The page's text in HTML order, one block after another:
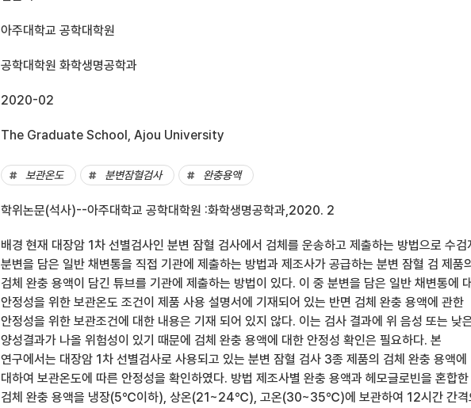
아주대학교 공학대학원
공학대학원 화학생명공학과
2020-02
The Graduate School, Ajou University
보관온도 분변잠혈검사 완충용액
학위논문(석사)--아주대학교 공학대학원 :화학생명공학과,2020. 2
배경 현재 대장암 1차 선별검사인 분변 잠혈 검사에서 검체를 운송하고 제출하는 방법으로 수검
분변을 담은 일반 채변통을 직접 기관에 제출하는 방법과 제조사가 공급하는 분변 잠혈 검 제품의
검체 완충 용액이 담긴 튜브를 기관에 제출하는 방법이 있다. 이 중 분변을 담은 일반 채변통에
안정성을 위한 보관온도 조건이 제품 사용 설명서에 기재되어 있는 반면 검체 완충 용액에 관한
안정성을 위한 보관조건에 대한 내용은 기재 되어 있지 않다. 이는 검사 결과에 위 음성 또는 낮
양성결과가 나올 위험성이 있기 때문에 검체 완충 용액에 대한 안정성 확인은 필요하다. 본
연구에서는 대장암 1차 선별검사로 사용되고 있는 분변 잠혈 검사 3종 제품의 검체 완충 용액에
대하여 보관온도에 따른 안정성을 확인하였다. 방법 제조사별 완충 용액과 헤모글로빈을 혼합한
검체 완충 용액을 냉장(5℃이하), 상온(21~24℃), 고온(30~35℃)에 보관하여 12시간 간격